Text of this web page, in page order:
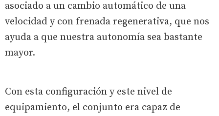
asociado a un cambio automático de una
velocidad y con frenada regenerativa, que nos
ayuda a que nuestra autonomía sea bastante
mayor.
Con esta configuración y este nivel de
equipamiento, el conjunto era capaz de